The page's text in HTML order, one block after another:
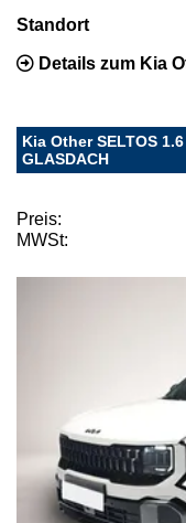
Standort
Details zum Kia
Kia Other SELTOS
GLASDACH
Preis:
MWSt: